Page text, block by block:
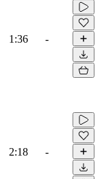
1:36 -
2:18 -